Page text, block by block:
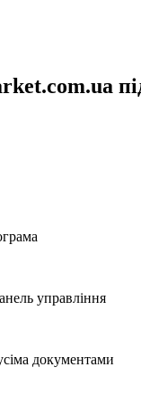
управління
документами